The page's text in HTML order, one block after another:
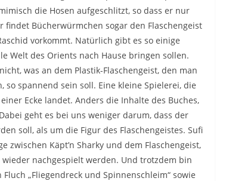
die Hosen aufgeschlitzt, so dass er nur
Bücherwürmchen sogar den Flaschengeist
vorkommt. Natürlich gibt es so einige
Welt des Orients nach Hause bringen sollen.
was an dem Plastik-Flaschengeist, den man
spannend sein soll. Eine kleine Spielerei, die
Ecke landet. Anders die Inhalte des Buches,
geht es bei uns weniger darum, dass der
soll, als um die Figur des Flaschengeistes. Sufi
zwischen Käpt’n Sharky und dem Flaschengeist,
nachgespielt werden. Und trotzdem bin
„Fliegendreck und Spinnenschleim“ sowie